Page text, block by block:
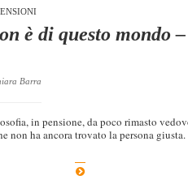
è di questo mondo
Barra
in pensione, da poco rimasto
non ha ancora trovato la persona